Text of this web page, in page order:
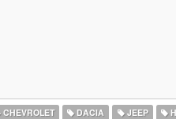
CHEVROLET DACIA JEEP